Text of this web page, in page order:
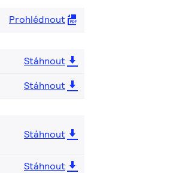
Prohlédnout
Stáhnout
Stáhnout
Stáhnout
Stáhnout